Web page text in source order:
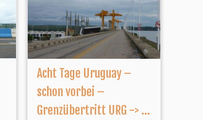
Acht Tage Uruguay –
schon vorbei –
Grenzübertritt URG -> ...